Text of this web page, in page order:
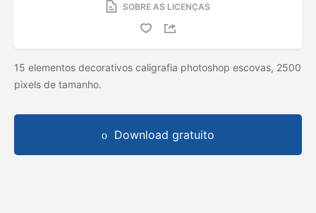
SOBRE AS LICENÇAS
15 elementos decorativos caligrafia photoshop escovas, 2500
pixels de tamanho.
Download gratuito